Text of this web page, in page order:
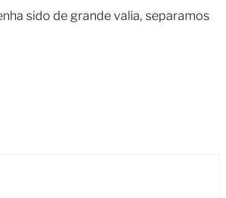
sido de grande valia, separamos